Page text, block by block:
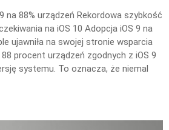
na 88% urządzeń Rekordowa szybkość
na iOS 10 Adopcja iOS 9 na
ujawniła na swojej stronie wsparcia
procent urządzeń zgodnych z iOS 9
systemu. To oznacza, że niemal